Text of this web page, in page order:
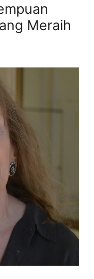
Meraih